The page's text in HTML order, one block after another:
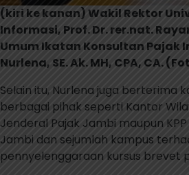
(kiri ke kanan) Wakil Rektor
Informasi, Prof. Dr. rer.nat.
Umum Ikatan Konsultan Pajak
Nurlena, SE. Ak. MH, CPA, CA.
Selain itu, Nurlena juga berterima
berbagai pihak seperti Kantor
Jenderal Pajak Jambi maupun
Jambi dan sejumlah kampus
pennyelenggaraan kursus brevet